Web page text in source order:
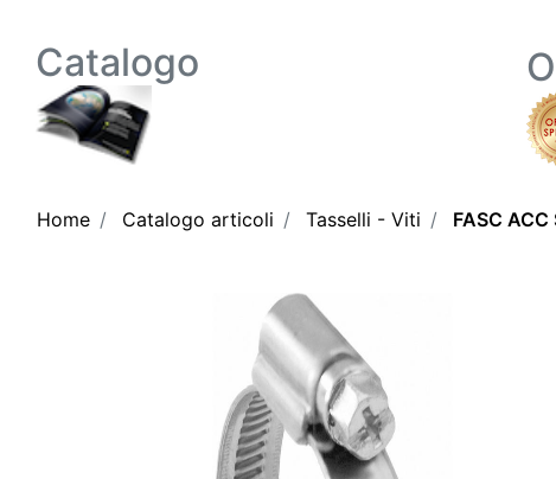
Catalogo
Home Catalogo articoli Tasselli - Viti FASC